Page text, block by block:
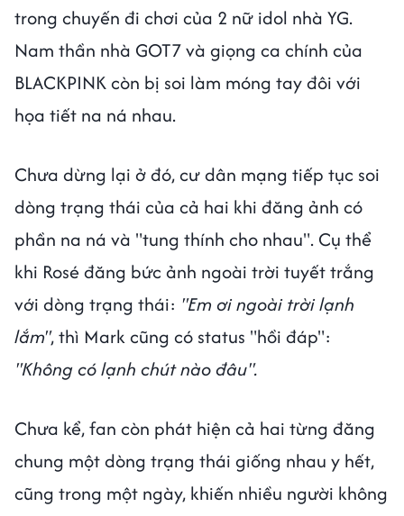
trong chuyến đi chơi của 2 nữ idol nhà YG.
Nam thần nhà GOT7 và giọng ca chính của
BLACKPINK còn bị soi làm móng tay đôi với
họa tiết na ná nhau.
Chưa dừng lại ở đó, cư dân mạng tiếp tục soi
dòng trạng thái của cả hai khi đăng ảnh có
phần na ná và "tung thính cho nhau". Cụ thể
khi Rosé đăng bức ảnh ngoài trời tuyết trắng
với dòng trạng thái: "Em ơi ngoài trời lạnh
lắm", thì Mark cũng có status "hồi đáp":
"Không có lạnh chút nào đâu".
Chưa kể, fan còn phát hiện cả hai từng đăng
chung một dòng trạng thái giống nhau y hết,
cũng trong một ngày, khiến nhiều người không